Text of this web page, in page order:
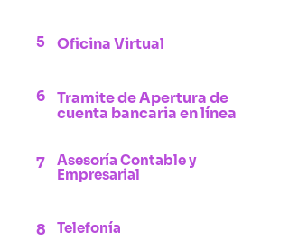
5 Oficina Virtual
6
Tramite de Apertura de
cuenta bancaria en línea
7
Asesoría Contable y
Empresarial
8 Telefonía